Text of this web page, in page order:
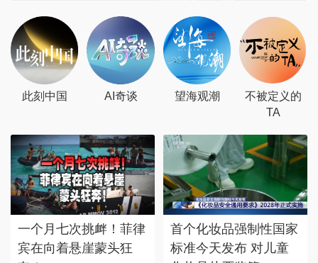
此刻中国 AI奇谈 望海观潮
不被定义的
TA
一个月七次挑衅！菲律
宾在向着悬崖蒙头狂
首个化妆品强制性国家
标准今天发布 对儿童